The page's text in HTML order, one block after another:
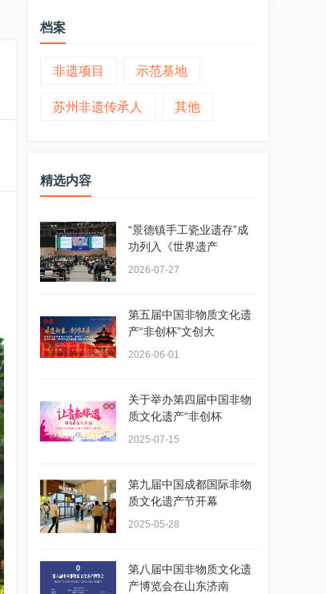
档案
非遗项目 示范基地
苏州非遗传承人 其他
精选内容
“景德镇手工瓷业遗存”成
功列入《世界遗产
2026-07-27
第五届中国非物质文化遗
产“非创杯”文创大
2026-06-01
关于举办第四届中国非物
质文化遗产“非创杯
2025-07-15
第九届中国成都国际非物
质文化遗产节开幕
2025-05-28
第八届中国非物质文化遗
产博览会在山东济南